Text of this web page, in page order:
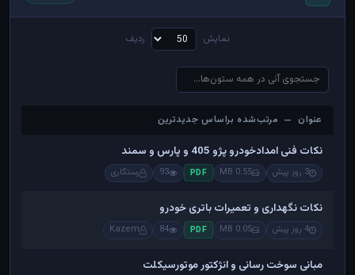
نمایش ردیف
عنوان — مرتب‌شده براساس جدیدترین
عنوان — مرتب‌شده براساس جدیدترین
نکات فنی امدادخودرو پژو 405 و پارس و سمند
3 روز پیش 0.55 MB
PDF
93 رستگاری
نکات نگهداری و تعمیرات باتری خودرو
4 روز پیش 0.05 MB
PDF
84
Kazem
مبانی سوخت رسانی و انژکتور موتورسیکلت